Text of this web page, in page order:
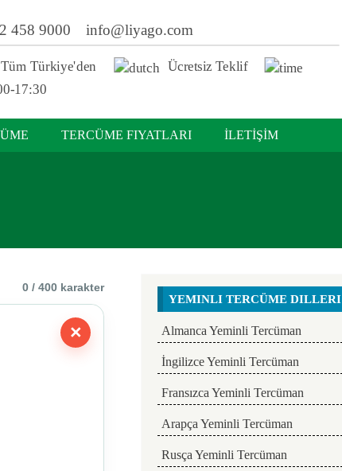
458 9000 info@liyago.com
Tüm Türkiye'den Ücretsiz Teklif
17:30
TERCÜME FIYATLARI İLETİŞİM
0 / 400 karakter
×
YEMINLI TERCÜME DILLERI
Almanca Yeminli Tercüman
İngilizce Yeminli Tercüman
Fransızca Yeminli Tercüman
Arapça Yeminli Tercüman
Rusça Yeminli Tercüman